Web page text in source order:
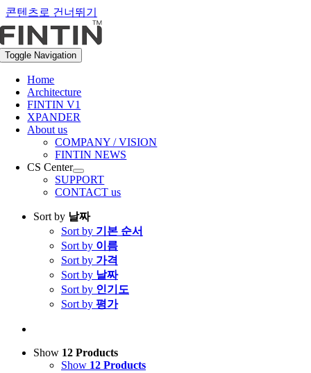
콘텐츠로 건너뛰기
Toggle Navigation
Home
Architecture
FINTIN V1
XPANDER
About us
COMPANY / VISION
FINTIN NEWS
CS Center
SUPPORT
CONTACT us
Sort by 날짜
Sort by 기본 순서
Sort by 이름
Sort by 가격
Sort by 날짜
Sort by 인기도
Sort by 평가
Show 12 Products
Show 12 Products